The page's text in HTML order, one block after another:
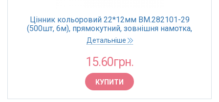
Цінник кольоровий 22*12мм BM.282101-29
(500шт, 6м), прямокутний, зовнішня намотка,
малиновий (10)
Детальніше
15.60грн.
КУПИТИ